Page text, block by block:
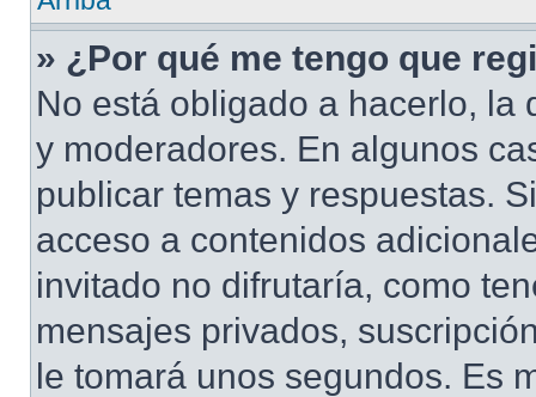
» ¿Por qué me tengo que
No está obligado a hacerlo, la
y moderadores. En algunos
publicar temas y respuestas.
acceso a contenidos
invitado no difrutaría, como
mensajes privados,
le tomará unos segundos. Es